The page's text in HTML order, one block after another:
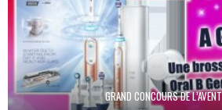
GRAND CONCOURS DE